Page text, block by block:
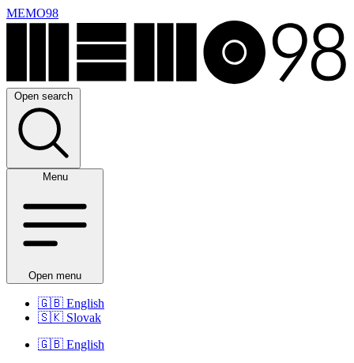
MEMO98
Open search
Menu
Open menu
🇬🇧 English
🇸🇰 Slovak
🇬🇧 English